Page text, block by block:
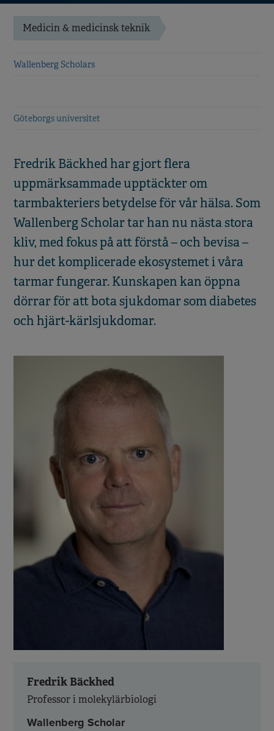
Medicin & medicinsk teknik
Wallenberg Scholars
Göteborgs universitet
Fredrik Bäckhed har gjort flera
uppmärksammade upptäckter om
tarmbakteriers betydelse för vår hälsa. Som
Wallenberg Scholar tar han nu nästa stora
kliv, med fokus på att förstå – och bevisa –
hur det komplicerade ekosystemet i våra
tarmar fungerar. Kunskapen kan öppna
dörrar för att bota sjukdomar som diabetes
och hjärt-kärlsjukdomar.
Fredrik Bäckhed
Professor i molekylärbiologi
Wallenberg Scholar